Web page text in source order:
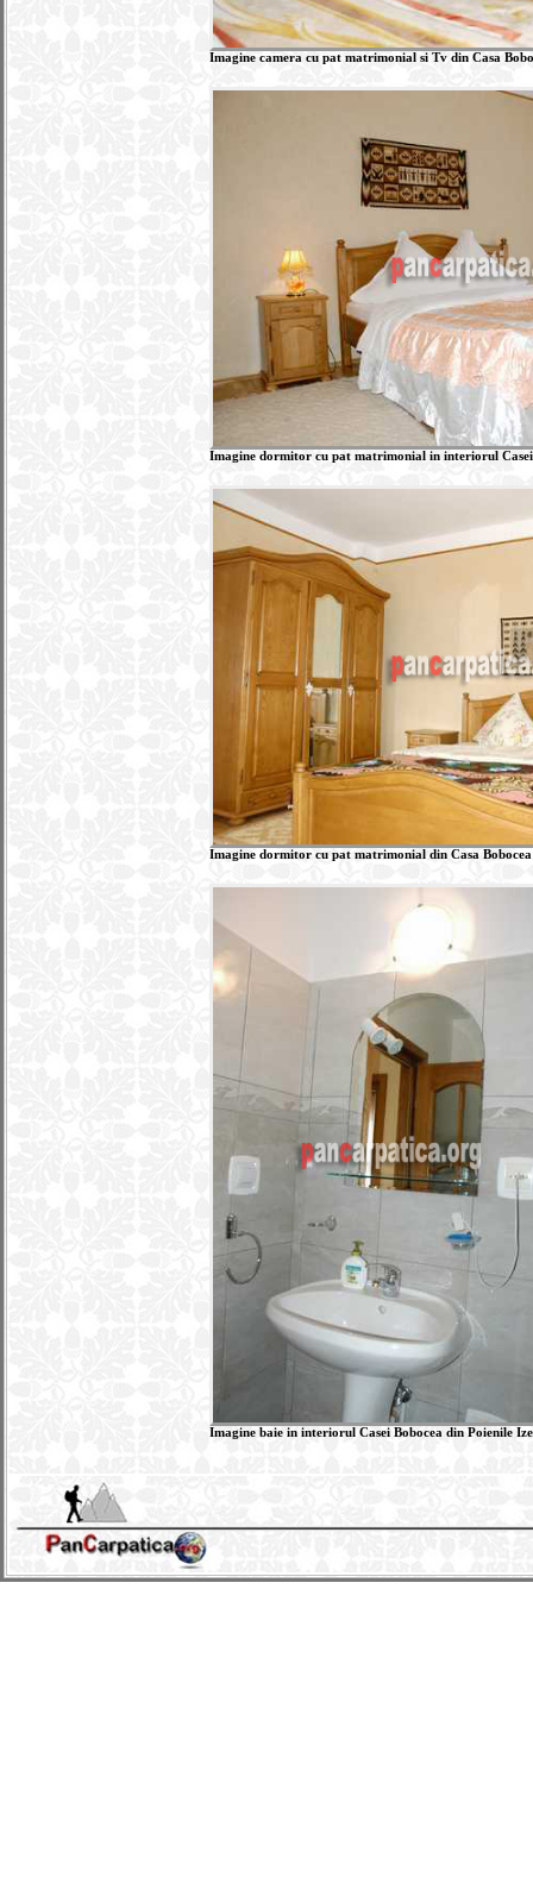
Imagine camera cu pat matrimonial si Tv din Casa
Imagine dormitor cu pat matrimonial in interiorul
Imagine dormitor cu pat matrimonial din Casa
Imagine baie in interiorul Casei Bobocea din Poienile